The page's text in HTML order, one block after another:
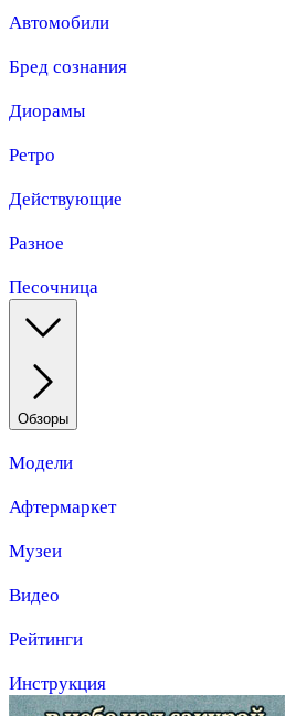
Автомобили
Бред сознания
Диорамы
Ретро
Действующие
Разное
Песочница
Обзоры
Модели
Афтермаркет
Музеи
Видео
Рейтинги
Инструкция